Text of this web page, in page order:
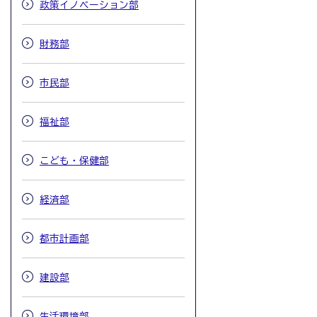
政策イノベーション部
財務部
市民部
福祉部
こども・保健部
経済部
都市計画部
建設部